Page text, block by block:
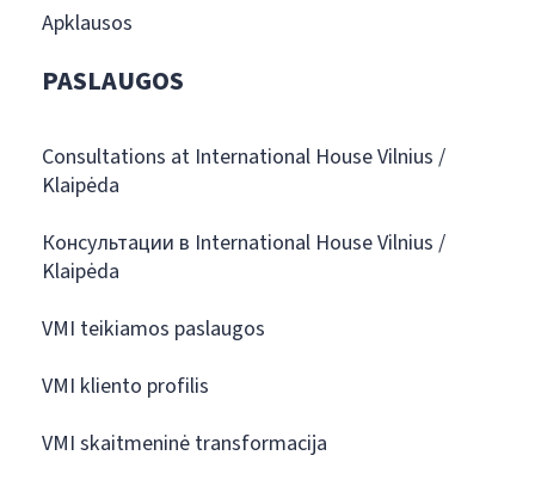
Apklausos
PASLAUGOS
Consultations at International House Vilnius /
Klaipėda
Консультации в International House Vilnius /
Klaipėda
VMI teikiamos paslaugos
VMI kliento profilis
VMI skaitmeninė transformacija